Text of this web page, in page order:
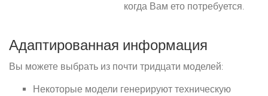
когда Вам ето потребуется.
Адаптированная информация
Вы можете выбрать из почти тридцати моделей:
Некоторые модели генерируют техническую